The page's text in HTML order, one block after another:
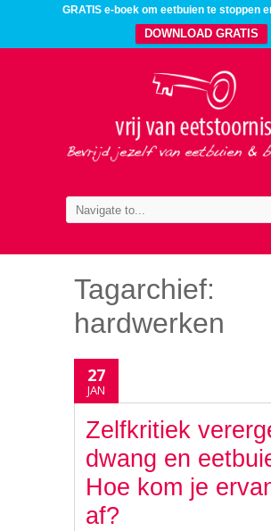
GRATIS e-boek om eetbuien te stoppen
DOWNLOAD GRATIS
Tagarchief:
hardwerken
27
JAN
Zelfkritiek
dwang en
Hoe kom je
af?